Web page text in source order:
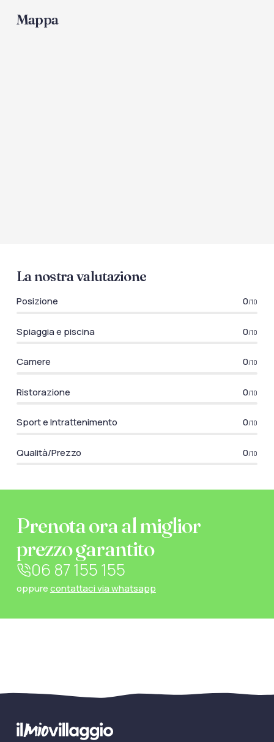
Mappa
La nostra valutazione
Posizione 0/10
Spiaggia e piscina 0/10
Camere 0/10
Ristorazione 0/10
Sport e Intrattenimento 0/10
Qualità/Prezzo 0/10
Prenota ora al miglior
prezzo garantito
06 87 155 155
oppurecontattaci via whatsapp